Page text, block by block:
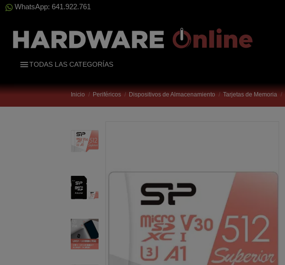
WhatsApp: 641.922.761
TODAS LAS CATEGORÍAS
Inicio Periféricos Dispositivos de Almacenamiento Tarjetas de Memoria